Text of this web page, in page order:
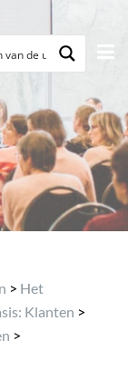
> Het
Klanten >
>